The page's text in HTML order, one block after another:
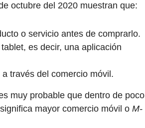
octubre del 2020 muestran que:
o servicio antes de comprarlo.
es decir, una aplicación
través del comercio móvil.
muy probable que dentro de poco
mayor comercio móvil o M-